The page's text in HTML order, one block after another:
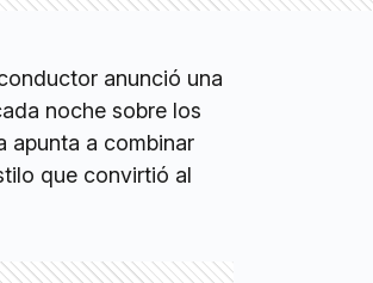
anunció una
noche sobre los
apunta a combinar
que convirtió al